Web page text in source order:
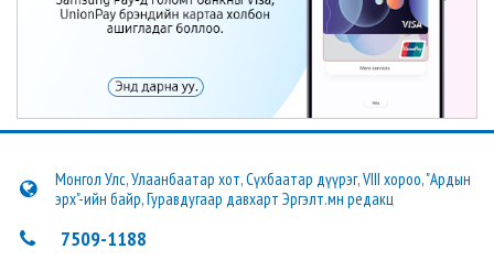
Монгол Улс, Улаанбаатар хот, Сүхбаатар дүүрэг, VIII хороо, "Ардын
эрх"-ийн байр, Гуравдугаар давхарт Эргэлт.мн редакц
7509-1188